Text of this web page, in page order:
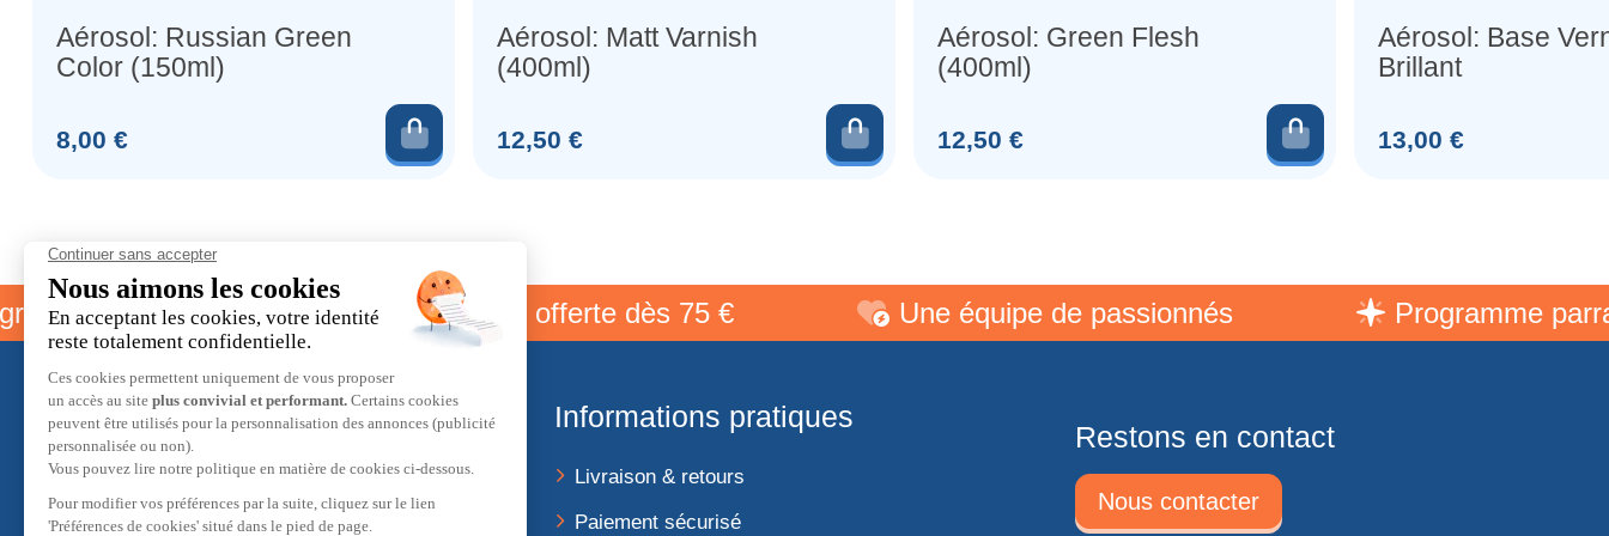
Aérosol: Russian Green
Color (150ml)
Prix
8,00 € Ajouter au panier
Aérosol: Matt Varnish
(400ml)
Prix
12,50 € Ajouter au panier
Aérosol: Green Flesh
(400ml)
Prix
12,50 € Ajouter au panier
Aérosol: Base
Brillant
Prix
13,00 €
parrainage Livraison offerte dès 75 € Une équipe de passionnés Programme
À propos
L'équipe Hobby Max
Programme de fidélité
Informations pratiques
Livraison & retours
Paiement sécurisé
Restons en contact
Nous contacter